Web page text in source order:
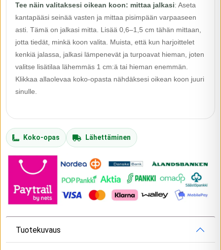
Tee näin valitaksesi oikean koon: mittaa jalkasi: Aseta
kantapääsi seinää vasten ja mittaa pisimpään varpaaseen
asti. Tämä on jalkasi mitta. Lisää 0,6–1,5 cm tähän mittaan,
jotta tiedät, minkä koon valita. Muista, että kun harjoittelet
kenkiä jalassa, jalkasi lämpenevät ja turpoavat hieman, joten
valitse lisätilaa lähemmäs 1 cm:ä tai hieman enemmän.
Klikkaa allaolevaa koko-opasta nähdäksesi oikean koon juuri
sinulle.
Koko-opas Lähettäminen
Tuotekuvaus